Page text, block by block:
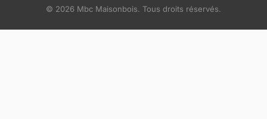
© 2026 Mbc Maisonbois. Tous droits réservés.